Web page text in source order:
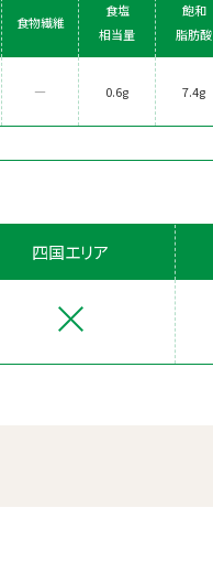
食物繊維
食塩
相当量
飽和
脂肪酸
― 0.6g 7.4g
四国エリア